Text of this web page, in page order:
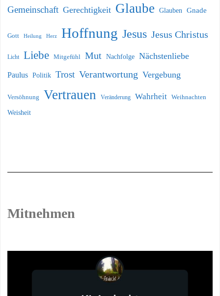
Gemeinschaft Gerechtigkeit Glaube Glauben Gnade
Gott Heilung Herz Hoffnung Jesus Jesus Christus
Licht Liebe Mitgefühl Mut Nachfolge Nächstenliebe
Paulus Politik Trost Verantwortung Vergebung
Versöhnung Vertrauen Veränderung Wahrheit Weihnachten
Weisheit
Mitnehmen